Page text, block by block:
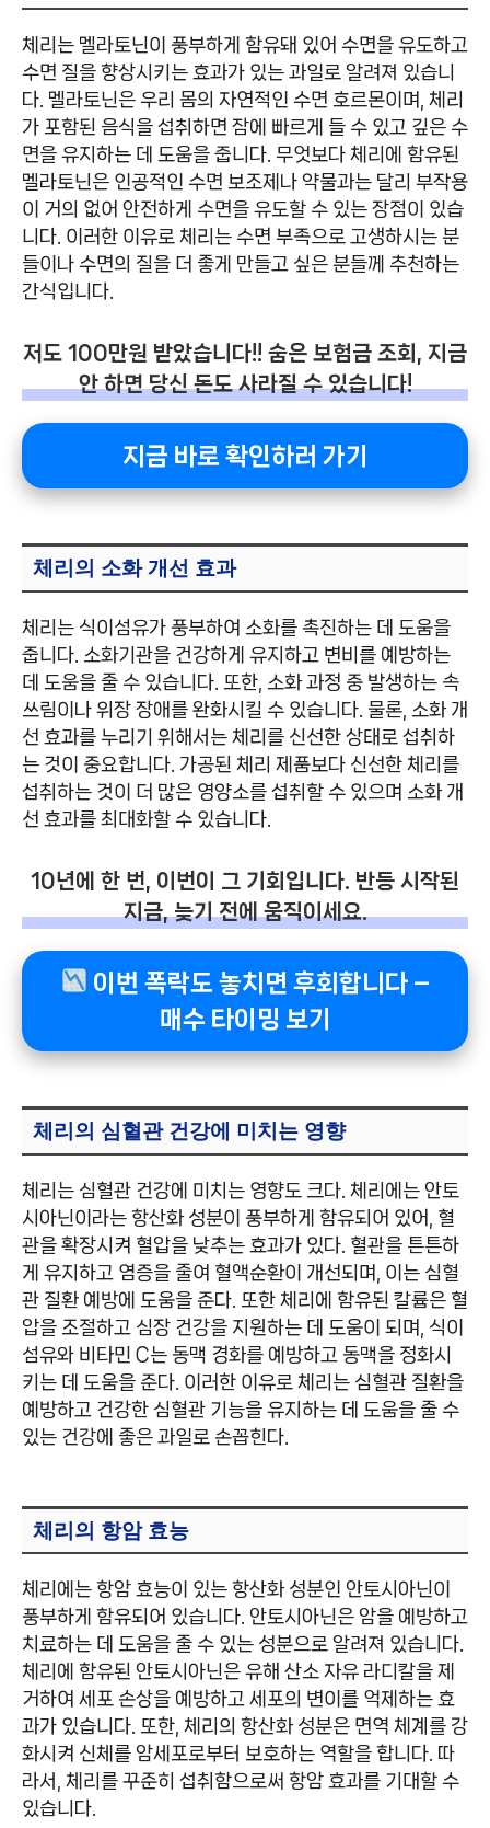
체리는 멜라토닌이 풍부하게 함유돼 있어 수면을 유도하고
수면 질을 향상시키는 효과가 있는 과일로 알려져 있습니
다. 멜라토닌은 우리 몸의 자연적인 수면 호르몬이며, 체리
가 포함된 음식을 섭취하면 잠에 빠르게 들 수 있고 깊은 수
면을 유지하는 데 도움을 줍니다. 무엇보다 체리에 함유된
멜라토닌은 인공적인 수면 보조제나 약물과는 달리 부작용
이 거의 없어 안전하게 수면을 유도할 수 있는 장점이 있습
니다. 이러한 이유로 체리는 수면 부족으로 고생하시는 분
들이나 수면의 질을 더 좋게 만들고 싶은 분들께 추천하는
간식입니다.
저도 100만원 받았습니다!! 숨은 보험금 조회, 지금
안 하면 당신 돈도 사라질 수 있습니다!
지금 바로 확인하러 가기
체리의 소화 개선 효과
체리는 식이섬유가 풍부하여 소화를 촉진하는 데 도움을
줍니다. 소화기관을 건강하게 유지하고 변비를 예방하는
데 도움을 줄 수 있습니다. 또한, 소화 과정 중 발생하는 속
쓰림이나 위장 장애를 완화시킬 수 있습니다. 물론, 소화 개
선 효과를 누리기 위해서는 체리를 신선한 상태로 섭취하
는 것이 중요합니다. 가공된 체리 제품보다 신선한 체리를
섭취하는 것이 더 많은 영양소를 섭취할 수 있으며 소화 개
선 효과를 최대화할 수 있습니다.
10년에 한 번, 이번이 그 기회입니다. 반등 시작된
지금, 늦기 전에 움직이세요.
이번 폭락도 놓치면 후회합니다 –
매수 타이밍 보기
체리의 심혈관 건강에 미치는 영향
체리는 심혈관 건강에 미치는 영향도 크다. 체리에는 안토
시아닌이라는 항산화 성분이 풍부하게 함유되어 있어, 혈
관을 확장시켜 혈압을 낮추는 효과가 있다. 혈관을 튼튼하
게 유지하고 염증을 줄여 혈액순환이 개선되며, 이는 심혈
관 질환 예방에 도움을 준다. 또한 체리에 함유된 칼륨은 혈
압을 조절하고 심장 건강을 지원하는 데 도움이 되며, 식이
섬유와 비타민 C는 동맥 경화를 예방하고 동맥을 정화시
키는 데 도움을 준다. 이러한 이유로 체리는 심혈관 질환을
예방하고 건강한 심혈관 기능을 유지하는 데 도움을 줄 수
있는 건강에 좋은 과일로 손꼽힌다.
체리의 항암 효능
체리에는 항암 효능이 있는 항산화 성분인 안토시아닌이
풍부하게 함유되어 있습니다. 안토시아닌은 암을 예방하고
치료하는 데 도움을 줄 수 있는 성분으로 알려져 있습니다.
체리에 함유된 안토시아닌은 유해 산소 자유 라디칼을 제
거하여 세포 손상을 예방하고 세포의 변이를 억제하는 효
과가 있습니다. 또한, 체리의 항산화 성분은 면역 체계를 강
화시켜 신체를 암세포로부터 보호하는 역할을 합니다. 따
라서, 체리를 꾸준히 섭취함으로써 항암 효과를 기대할 수
있습니다.